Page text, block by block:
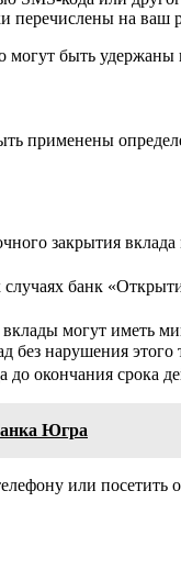
перечислены на ваш
быть
применены
закрытия
банк
могут иметь
без нарушения этого
до окончания срока
Югра
или